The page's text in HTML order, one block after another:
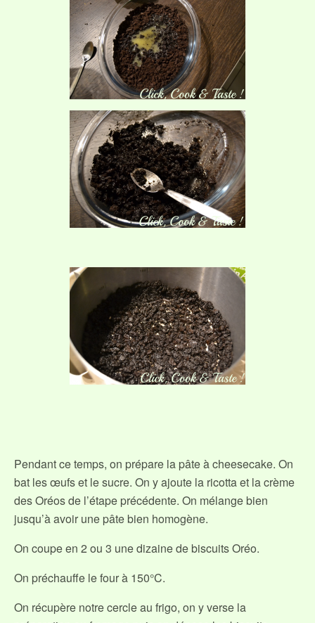
Pendant ce temps, on prépare la pâte à cheesecake. On
bat les œufs et le sucre. On y ajoute la ricotta et la crème
des Oréos de l’étape précédente. On mélange bien
jusqu’à avoir une pâte bien homogène.
On coupe en 2 ou 3 une dizaine de biscuits Oréo.
On préchauffe le four à 150°C.
On récupère notre cercle au frigo, on y verse la